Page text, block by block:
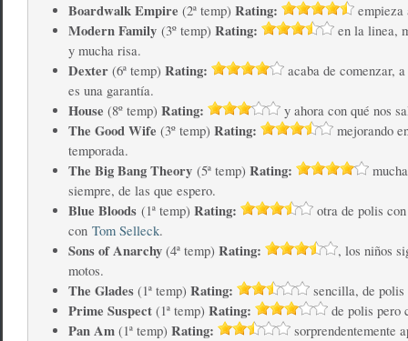
Boardwalk Empire (2ª temp) Rating: empieza
Modern Family(3º temp) Rating:
en la linea,
y mucha risa.
Dexter(6ª temp) Rating:
acaba de comenzar,
es una garantía.
House (8º temp) Rating: y ahora con qué nos
The Good Wife (3º temp) Rating:
mejorando
temporada.
The Big Bang Theory(5ª temp) Rating:
siempre, de las que espero.
Blue Bloods(1ª temp) Rating:
otra de polis
con Tom Selleck.
Sons of Anarchy(4ª temp) Rating:
, los niños
motos.
The Glades(1ª temp) Rating: sencilla, de polis
Prime Suspect(1ª temp) Rating: de polis pero
Pan Am(1ª temp) Rating:
sorprendentemente